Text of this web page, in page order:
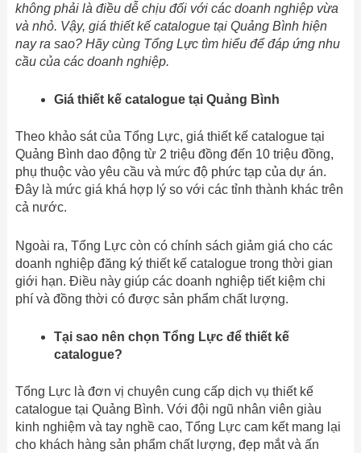
không phải là điều dễ chịu đối với các doanh nghiệp vừa
và nhỏ. Vậy, giá thiết kế catalogue tại Quảng Bình hiện
nay ra sao? Hãy cùng Tổng Lực tìm hiểu để đáp ứng nhu
cầu của các doanh nghiệp.
Giá thiết kế catalogue tại Quảng Bình
Theo khảo sát của Tổng Lực, giá thiết kế catalogue tại
Quảng Bình dao động từ 2 triệu đồng đến 10 triệu đồng,
phụ thuộc vào yêu cầu và mức độ phức tạp của dự án.
Đây là mức giá khá hợp lý so với các tỉnh thành khác trên
cả nước.
Ngoài ra, Tổng Lực còn có chính sách giảm giá cho các
doanh nghiệp đăng ký thiết kế catalogue trong thời gian
giới hạn. Điều này giúp các doanh nghiệp tiết kiệm chi
phí và đồng thời có được sản phẩm chất lượng.
Tại sao nên chọn Tổng Lực để thiết kế
catalogue?
Tổng Lực là đơn vị chuyên cung cấp dịch vụ thiết kế
catalogue tại Quảng Bình. Với đội ngũ nhân viên giàu
kinh nghiệm và tay nghề cao, Tổng Lực cam kết mang lại
cho khách hàng sản phẩm chất lượng, đẹp mắt và ấn